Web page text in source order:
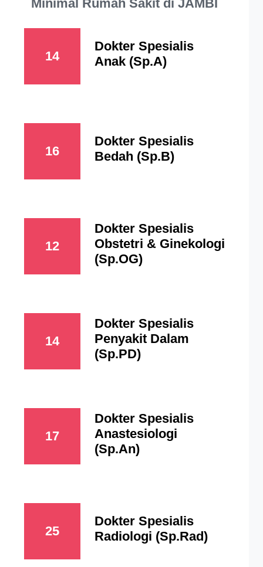
Minimal Rumah Sakit di JAMBI
14
Dokter Spesialis
Anak (Sp.A)
16
Dokter Spesialis
Bedah (Sp.B)
12
Dokter Spesialis
Obstetri & Ginekologi
(Sp.OG)
14
Dokter Spesialis
Penyakit Dalam
(Sp.PD)
17
Dokter Spesialis
Anastesiologi
(Sp.An)
25
Dokter Spesialis
Radiologi (Sp.Rad)